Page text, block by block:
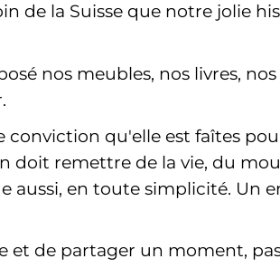
de la Suisse que notre jolie
nos meubles, nos livres,
conviction qu'elle est faîtes
doit remettre de la vie, du
aussi, en toute simplicité. Un
et de partager un moment,